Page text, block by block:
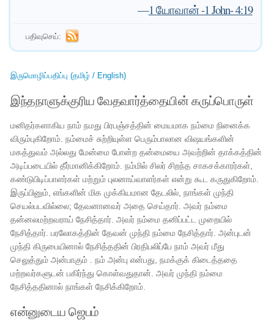
—1 யோவான் -1 John- 4:19
பதிவுசெய்:
இருமொழிப்பதிப்பு (தமிழ் / English)
இந்தநாளுக்குரிய வேதவார்த்தையின் கருப்பொருள்
மனிதர்களாகிய நாம் நமது பிரபஞ்சத்தின் மையமாக நம்மை நினைக்க
விரும்புகிறோம். நம்மைச் சுற்றியுள்ள பெரும்பாலான விஷயங்களின்
மகத்துவம் அல்லது மேன்மை போன்ற தன்மையை அவற்றின் தாக்கத்தின்
அடிப்படையில் தீர்மானிக்கிறோம். நம்மில் சிலர் சிறந்த சாகசக்காரர்கள்,
கண்டுபிடிப்பாளர்கள் மற்றும் புலனாய்வாளர்கள் என்று கூட கருதுகிறோம்.
இருப்பினும், எங்களின் மிக முக்கியமான தேடலில், நாங்கள் முந்தி
செயல்படவில்லை; தேவனானவர் அதை செய்தார். அவர் நம்மை
தன்னலமற்றவராய் நேசித்தார். அவர் நம்மை தனிப்பட்ட முறையில்
நேசித்தார். பரலோகத்தின் தேவன் முந்தி நம்மை நேசித்தார். அன்புடன்
முந்தி கிருபையினால் நேசித்ததின் பிரதிபலிப்பே நாம் அவர் மீது
செலுத்தும் அன்பாகும் . நம் அன்பு என்பது, நமக்குக் கிடைத்ததை
மற்றவர்களுடன் பகிர்ந்து கொள்வதுதான். அவர் முந்தி நம்மை
நேசித்ததினால் நாங்கள் நேசிக்கிறோம்.
என்னுடைய ஜெபம்